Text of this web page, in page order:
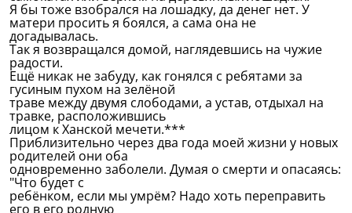
Я бы тоже взобрался на лошадку, да денег нет. У
матери просить я боялся, а сама она не
догадывалась.
Так я возвращался домой, наглядевшись на чужие
радости.
Ещё никак не забуду, как гонялся с ребятами за
гусиным пухом на зелёной
траве между двумя слободами, а устав, отдыхал на
травке, расположившись
лицом к Ханской мечети.***
Приблизительно через два года моей жизни у новых
родителей они оба
одновременно заболели. Думая о смерти и опасаясь:
"Что будет с
ребёнком, если мы умрём? Надо хоть переправить
его в его родную